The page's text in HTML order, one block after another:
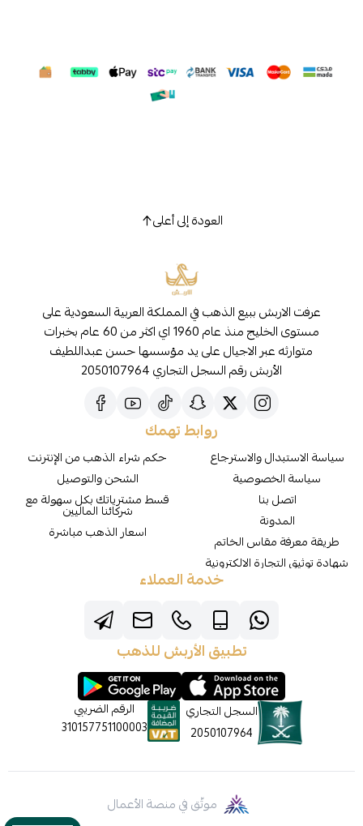
العودة إلى أعلى
عرفت الاربش ببيع الذهب في المملكة العربية السعودية على
مستوى الخليج منذ عام 1960 اي اكثر من 60 عام بخبرات
متوارثه عبر الاجيال على يد مؤسسها حسن عبداللطيف
الأربش رقم السجل التجاري 2050107964
روابط تهمك
سياسة الاستبدال والاسترجاع
سياسة الخصوصية
اتصل بنا
المدونة
طريقة معرفة مقاس الخاتم
شهادة توثيق التجارة الالكترونية
حكم شراء الذهب من الإنترنت
الشحن والتوصيل
قسط مشترياتك بكل سهولة مع
شركائنا الماليين
اسعار الذهب مباشرة
خدمة العملاء
تطبيق الأربش للذهب
السجل التجاري
2050107964
الرقم الضريبي
310157751100003
موثّق في منصة الأعمال